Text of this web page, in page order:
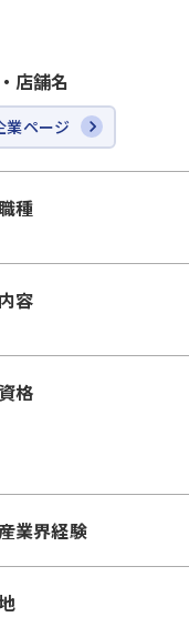
店舗名
業ページ
種
容
格
業界経験